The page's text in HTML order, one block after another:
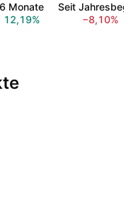
6 Monate
12,19%
Seit
−8,10%